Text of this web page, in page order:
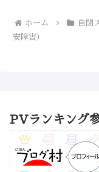
ホーム 自閉
安障害）
PVランキング